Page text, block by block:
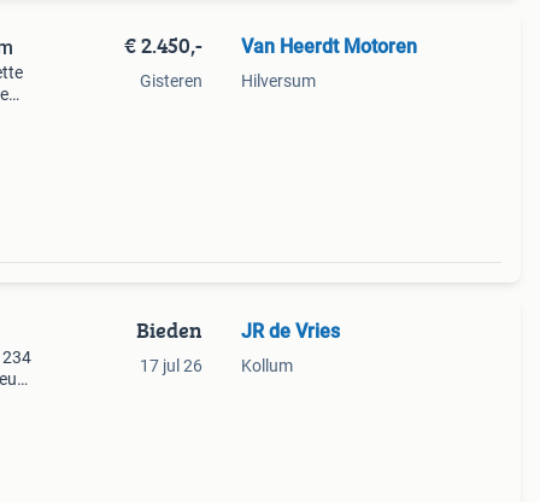
€ 2.450,-
Gisteren
Van Heerdt Motoren
Hilversum
234
Bieden
17 jul 26
JR de Vries
Kollum